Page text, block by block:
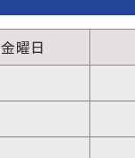
金曜日